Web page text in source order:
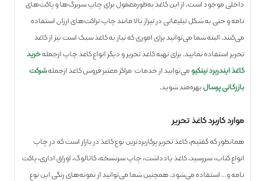
داخلی موجود است. از این کاغذ به‌طور‌معمول برای چاپ سر‌برگ‌ها و پاکت‌های
نامه‌ و حتی به شکل تبلیغاتی در تیراژ بالا مانند چاپ تراکت‌های ارزان استفاده
می‌کنند. البته شما می‌توانید برای اموری که نیاز به کاغذ سبک است نیز از کاغذ
تحریر استفاده نمایید. برای تهیه کاغذ تحریر و دیگر انواع کاغذ چاپ از‌جملهخرید
کاغذ ایندربرد نینگیومی‌توانید از خدمات مراکز معتبر فروش کاغذ از‌جملهشرکت
بازرگانی پرسالبهره‌مند شوید.
موارد کاربرد کاغذ تحریر
همانطور که گفتیم، کاغذ تحریر پرکاربردترین نوع کاغذ در بازار است که در چاپ
انواع کتاب، سر‌رسید، کاغذ یادداشت، چاپ سر‌نسخه، کاتالوگ، اوراق اداری، پاکت
نامه و… استفاده می‌شود. همچنین شما می‌توانید از نمونه‌های رنگی این نوع